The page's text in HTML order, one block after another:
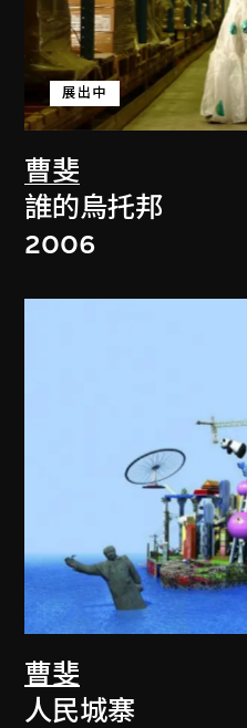
曹斐
展出中
誰的烏托邦
2006
曹斐
人民城寨